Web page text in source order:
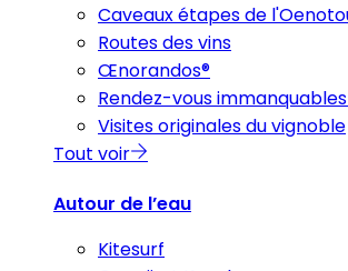
Caveaux étapes de
Routes des vins
Œnorandos®
Rendez-vous
Visites originales du vignoble
Tout voir
Autour de l’eau
Kitesurf